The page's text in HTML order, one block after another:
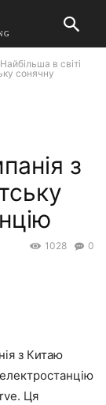
Найбільша в світі
сонячну
з
0
1028
з Китаю
Ця